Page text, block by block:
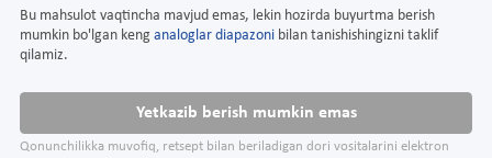
Bu mahsulot vaqtincha mavjud emas, lekin hozirda buyurtma berish
mumkin bo'lgan keng analoglar diapazoni bilan tanishishingizni taklif
qilamiz.
Yetkazib berish mumkin emas
Qonunchilikka muvofiq, retsept bilan beriladigan dori vositalarini elektron